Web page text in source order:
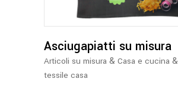
Asciugapiatti su misura
Articoli su misura & Casa e cucina &
tessile casa